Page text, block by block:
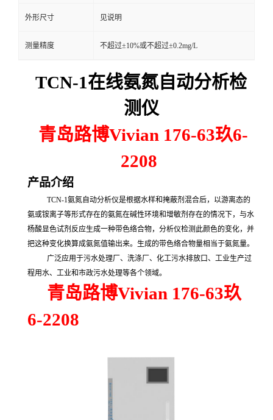
外形尺寸 见说明
测量精度 不超过±10%或不超过±0.2mg/L
TCN-1在线氨氮自动分析检
测仪
青岛路博Vivian 176-63玖6-
2208
产品介绍
TCN-1氨氮自动分析仪是根据水样和掩蔽剂混合后，以游离态的
氨或铵离子等形式存在的氨氮在碱性环境和增敏剂存在的情况下，与水
杨酸显色试剂反应生成一种带色络合物，分析仪检测此颜色的变化，并
把这种变化换算成氨氮值输出来。生成的带色络合物量相当于氨氮量。
广泛应用于污水处理厂、洗涤厂、化工污水排放口、工业生产过
程用水、工业和市政污水处理等各个领域。
青岛路博Vivian 176-63玖
6-2208